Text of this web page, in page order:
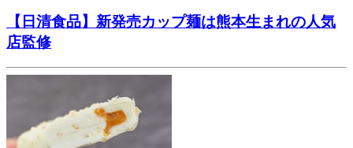
【日清食品】新発売カップ麺は熊本生まれの人気
店監修